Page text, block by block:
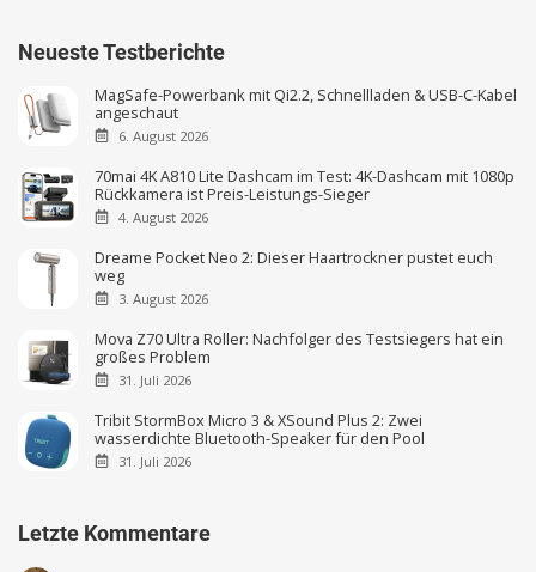
Neueste Testberichte
MagSafe-Powerbank mit Qi2.2, Schnellladen & USB-C-Kabel
angeschaut
6. August 2026
70mai 4K A810 Lite Dashcam im Test: 4K-Dashcam mit 1080p
Rückkamera ist Preis-Leistungs-Sieger
4. August 2026
Dreame Pocket Neo 2: Dieser Haartrockner pustet euch
weg
3. August 2026
Mova Z70 Ultra Roller: Nachfolger des Testsiegers hat ein
großes Problem
31. Juli 2026
Tribit StormBox Micro 3 & XSound Plus 2: Zwei
wasserdichte Bluetooth-Speaker für den Pool
31. Juli 2026
Letzte Kommentare